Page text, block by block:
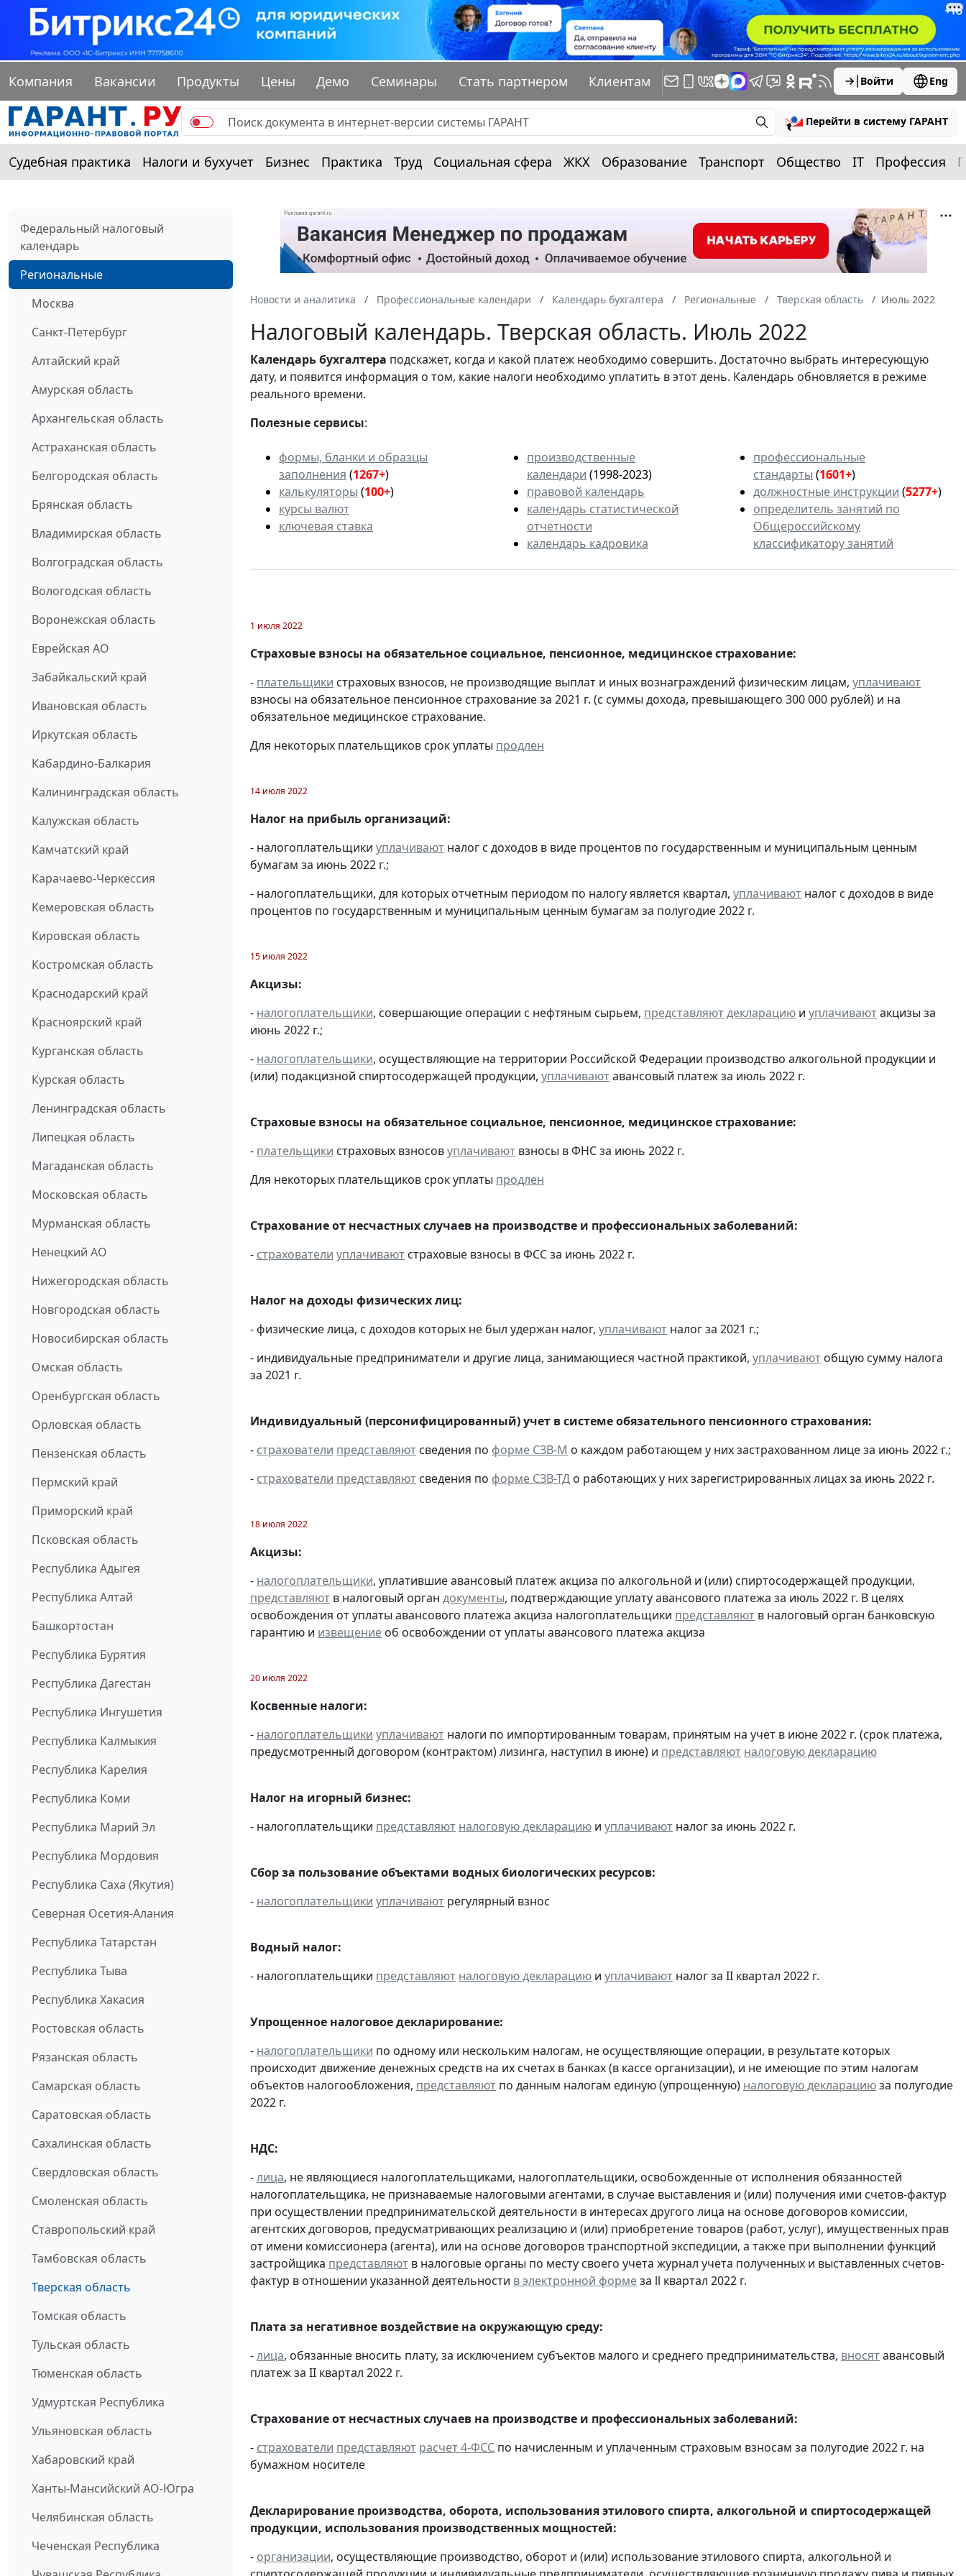
Компания Вакансии Продукты Цены Демо Семинары Стать партнером Клиентам Войти Eng
Перейти в систему ГАРАНТ
Судебная практика Налоги и бухучет Бизнес Практика Труд Социальная сфера ЖКХ Образование Транспорт Общество IT Профессия
Федеральный налоговый
календарь
Региональные
Москва
Санкт-Петербург
Алтайский край
Амурская область
Архангельская область
Астраханская область
Белгородская область
Брянская область
Владимирская область
Волгоградская область
Вологодская область
Воронежская область
Еврейская АО
Забайкальский край
Ивановская область
Иркутская область
Кабардино-Балкария
Калининградская область
Калужская область
Камчатский край
Карачаево-Черкессия
Кемеровская область
Кировская область
Костромская область
Краснодарский край
Красноярский край
Курганская область
Курская область
Ленинградская область
Липецкая область
Магаданская область
Московская область
Мурманская область
Ненецкий АО
Нижегородская область
Новгородская область
Новосибирская область
Омская область
Оренбургская область
Орловская область
Пензенская область
Пермский край
Приморский край
Псковская область
Республика Адыгея
Республика Алтай
Башкортостан
Республика Бурятия
Республика Дагестан
Республика Ингушетия
Республика Калмыкия
Республика Карелия
Республика Коми
Республика Марий Эл
Республика Мордовия
Республика Саха (Якутия)
Северная Осетия-Алания
Республика Татарстан
Республика Тыва
Республика Хакасия
Ростовская область
Рязанская область
Самарская область
Саратовская область
Сахалинская область
Свердловская область
Смоленская область
Ставропольский край
Тамбовская область
Тверская область
Томская область
Тульская область
Тюменская область
Удмуртская Республика
Ульяновская область
Хабаровский край
Ханты-Мансийский АО-Югра
Челябинская область
Чеченская Республика
Новости и аналитика Профессиональные календари Календарь бухгалтера Региональные Тверская область Июль 2022
Налоговый календарь. Тверская область. Июль 2022
Календарьбухгалтера подскажет, когда и какой платеж необходимо совершить. Достаточно выбрать интересующую
дату, и появится информация о том, какие налоги необходимо уплатить в этот день. Календарь обновляется в режиме
реального времени.
Полезные сервисы:
формы, бланки и образцы
заполнения (1267+)
калькуляторы (100+)
курсы валют
ключевая ставка
производственные
календари (1998-2023)
правовой календарь
календарь статистической
отчетности
календарь кадровика
профессиональные
стандарты (1601+)
должностные инструкции (5277+)
определитель занятий по
Общероссийскому
классификатору занятий
1 июля 2022
Страховые взносы на обязательное социальное, пенсионное, медицинское страхование:
- плательщики страховых взносов, не производящие выплат и иных вознаграждений физическим лицам, уплачивают
взносы на обязательное пенсионное страхование за 2021 г. (с суммы дохода, превышающего 300 000 рублей) и на
обязательное медицинское страхование.
Для некоторых плательщиков срок уплаты продлен
14 июля 2022
Налог на прибыль организаций:
- налогоплательщики уплачивают налог с доходов в виде процентов по государственным и муниципальным ценным
бумагам за июнь 2022 г.;
- налогоплательщики, для которых отчетным периодом по налогу является квартал, уплачивают налог с доходов в виде
процентов по государственным и муниципальным ценным бумагам за полугодие 2022 г.
15 июля 2022
Акцизы:
- налогоплательщики, совершающие операции с нефтяным сырьем, представляютдекларацию и уплачиваютакцизы за
июнь 2022 г.;
- налогоплательщики, осуществляющие на территории Российской Федерации производство алкогольной продукции и
(или) подакцизной спиртосодержащей продукции, уплачиваютавансовый платеж за июль 2022 г.
Страховые взносы на обязательное социальное, пенсионное, медицинское страхование:
- плательщики страховых взносовуплачивают взносы в ФНС за июнь 2022 г.
Для некоторых плательщиков срок уплаты продлен
Страхование от несчастных случаев на производстве и профессиональных заболеваний:
- страхователи уплачивают страховые взносы в ФСС за июнь 2022 г.
Налог на доходы физических лиц:
- физические лица, с доходов которых не был удержан налог, уплачивают налог за 2021 г.;
- индивидуальные предприниматели и другие лица, занимающиеся частной практикой, уплачивают общую сумму налога
за 2021 г.
Индивидуальный (персонифицированный) учет в системе обязательного пенсионного страхования:
- страхователи представляют сведения по форме СЗВ-М о каждом работающем у них застрахованном лице за июнь 2022 г.;
- страхователи представляют сведения по форме СЗВ-ТД о работающих у них зарегистрированных лицах за июнь 2022 г.
18 июля 2022
Акцизы:
- налогоплательщики, уплатившие авансовый платеж акциза по алкогольной и (или) спиртосодержащей продукции,
представляют в налоговый орган документы, подтверждающие уплату авансового платежа за июль 2022 г. В целях
освобождения от уплаты авансового платежа акциза налогоплательщики представляют в налоговый орган банковскую
гарантию и извещение об освобождении от уплаты авансового платежа акциза
20 июля 2022
Косвенные налоги:
- налогоплательщики уплачивают налоги по импортированным товарам, принятым на учет в июне 2022 г. (срок платежа,
предусмотренный договором (контрактом) лизинга, наступил в июне) и представляют налоговую декларацию
Налог на игорный бизнес:
- налогоплательщики представляют налоговую декларацию и уплачивают налог за июнь 2022 г.
Сбор за пользование объектами водных биологических ресурсов:
- налогоплательщики уплачивают регулярный взнос
Водный налог:
- налогоплательщики представляют налоговую декларацию и уплачивают налог за II квартал 2022 г.
Упрощенное налоговое декларирование:
- налогоплательщики по одному или нескольким налогам, не осуществляющие операции, в результате которых
происходит движение денежных средств на их счетах в банках (в кассе организации), и не имеющие по этим налогам
объектов налогообложения, представляют по данным налогам единую (упрощенную) налоговую декларациюза полугодие
2022 г.
НДС:
-лица, не являющиеся налогоплательщиками, налогоплательщики, освобожденные от исполнения обязанностей
налогоплательщика, не признаваемые налоговыми агентами, в случае выставления и (или) получения ими счетов-фактур
при осуществлении предпринимательской деятельности в интересах другого лица на основе договоров комиссии,
агентских договоров, предусматривающих реализацию и (или) приобретение товаров (работ, услуг), имущественных прав
от имени комиссионера (агента), или на основе договоров транспортной экспедиции, а также при выполнении функций
застройщика представляют в налоговые органы по месту своего учета журнал учета полученных и выставленных счетов-
фактур в отношении указанной деятельности в электронной формеза ll квартал 2022 г.
Плата за негативное воздействие на окружающую среду:
-лица, обязанные вносить плату, за исключением субъектов малого и среднего предпринимательства, вносятавансовый
платеж за II квартал 2022 г.
Страхование от несчастных случаев на производстве и профессиональных заболеваний:
- страхователи представляют расчет 4-ФСС по начисленным и уплаченным страховым взносам за полугодие 2022 г. на
бумажном носителе
Декларирование производства, оборота, использования этилового спирта, алкогольной и спиртосодержащей
продукции, использования производственных мощностей:
- организации, осуществляющие производство, оборот и (или) использование этилового спирта, алкогольной и